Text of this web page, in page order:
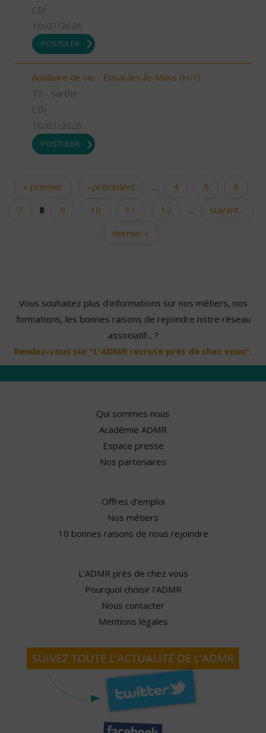
CDI
10/07/2026
POSTULER
Auxiliaire de vie - Etival-les-le-Mans (H/F)
72 - Sarthe
CDI
10/07/2026
POSTULER
Pages« premier ‹ précédent … 4 5
6
7
8 9 10 11 12 …
suivant ›
dernier »
Vous souhaitez plus d'informations sur nos métiers, nos
formations, les bonnes raisons de rejoindre notre réseau
associatif... ?
Rendez-vous sur "L'ADMR recrute près de chez vous".
Qui sommes nous
Académie ADMR
Espace presse
Nos partenaires
Offres d'emploi
Nos métiers
10 bonnes raisons de nous rejoindre
L'ADMR près de chez vous
Pourquoi choisir l'ADMR
Nous contacter
Mentions légales